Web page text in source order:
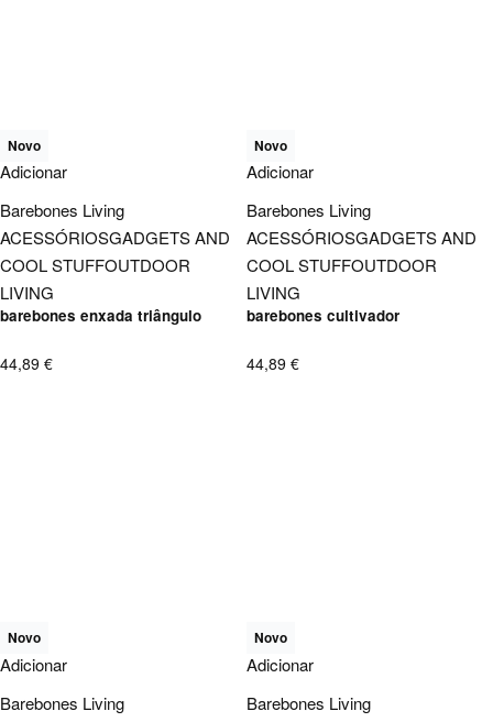
Novo
Adicionar
Barebones Living
ACESSÓRIOSGADGETS AND
COOL STUFFOUTDOOR
LIVING
barebones enxada triângulo
44,89 €
Novo
Adicionar
Barebones Living
ACESSÓRIOSGADGETS AND
COOL STUFFOUTDOOR
LIVING
barebones cultivador
44,89 €
Novo
Adicionar
Barebones Living
Novo
Adicionar
Barebones Living